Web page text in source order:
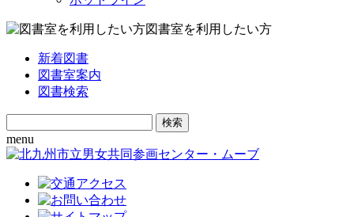
図書室を利用したい方
新着図書
図書室案内
図書検索
Search
for:
menu